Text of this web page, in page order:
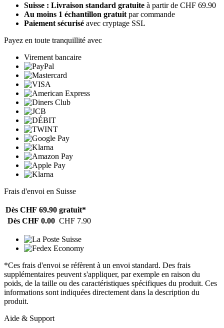
Suisse : Livraison standard gratuite à partir de CHF 69.90
Au moins 1 échantillon gratuit par commande
Paiement sécurisé avec cryptage SSL
Payez en toute tranquillité avec
Virement bancaire
Frais d'envoi en Suisse
Dès CHF 69.90 gratuit*
Dès CHF 0.00 CHF 7.90
*Ces frais d'envoi se réfèrent à un envoi standard. Des frais
supplémentaires peuvent s'appliquer, par exemple en raison du
poids, de la taille ou des caractéristiques spécifiques du produit. Ces
informations sont indiquées directement dans la description du
produit.
Aide & Support